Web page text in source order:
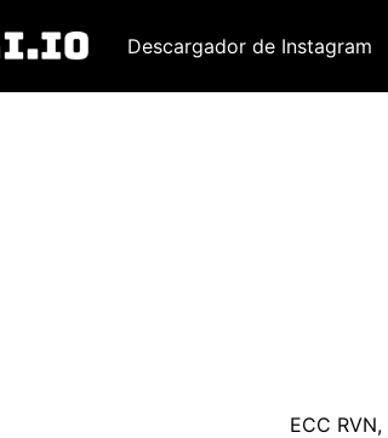
Descargador de Instagram
ECC RVN,